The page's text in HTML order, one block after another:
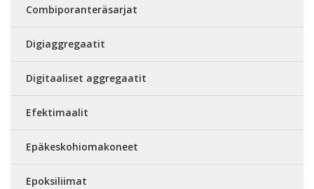
Combiporanteräsarjat
Digiaggregaatit
Digitaaliset aggregaatit
Efektimaalit
Epäkeskohiomakoneet
Epoksiliimat